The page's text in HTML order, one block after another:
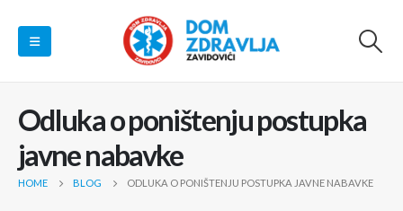
Odluka o poništenju postupka
javne nabavke
HOME BLOG ODLUKA O PONIŠTENJU POSTUPKA JAVNE NABAVKE